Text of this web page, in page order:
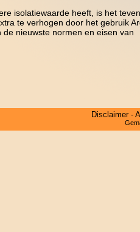
isolatiewaarde heeft, is het
te verhogen door het gebruik
nieuwste normen en eisen van
Disclaimer-